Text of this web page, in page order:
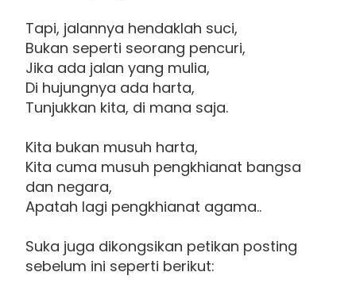
Tapi, jalannya hendaklah suci,
Bukan seperti seorang pencuri,
Jika ada jalan yang mulia,
Di hujungnya ada harta,
Tunjukkan kita, di mana saja.
Kita bukan musuh harta,
Kita cuma musuh pengkhianat bangsa
dan negara,
Apatah lagi pengkhianat agama..
Suka juga dikongsikan petikan posting
sebelum ini seperti berikut: